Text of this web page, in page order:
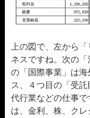
上の図で、左から
ネスですね。次の
の「国際事業」は
ス、４つ目の「受
代行業などの仕事で
は、金利、株、ク